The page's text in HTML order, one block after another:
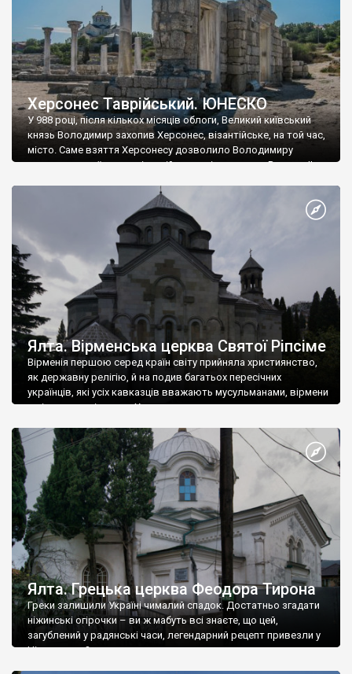
Херсонес Таврійський. ЮНЕСКО
У 988 році, після кількох місяців облоги, Великий київський
князь Володимир захопив Херсонес, візантійське, на той час,
місто. Саме взяття Херсонесу дозволило Володимиру
диктувати свої умови візантійському імператору Василю ІІ, та
Херсонесі Володимир-язичник, став Василем-християнином.
А потім було Хрещення Русі. На честь Херсонесу Таврійського
Ялта. Вірменська церква Святої Ріпсіме
Вірменія першою серед країн світу прийняла християнство,
як державну релігію, й на подив багатьох пересічних
українців, які усіх кавказців вважають мусульманами, вірмени
є відданими вірянами Христа
Ялта. Грецька церква Феодора Тирона
Греки залишили Україні чималий спадок. Достатньо згадати
ніжинські огірочки – ви ж мабуть всі знаєте, що цей,
загублений у радянські часи, легендарний рецепт привезли у
Ніжин греки?